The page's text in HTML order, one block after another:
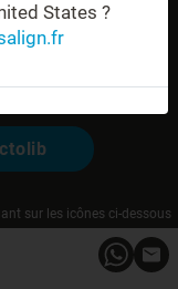
sur les icônes ci-dessous
States ?